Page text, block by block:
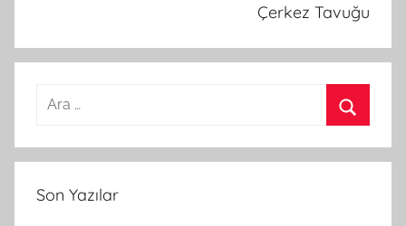
Çerkez Tavuğu
a
a
r
Son Yazılar